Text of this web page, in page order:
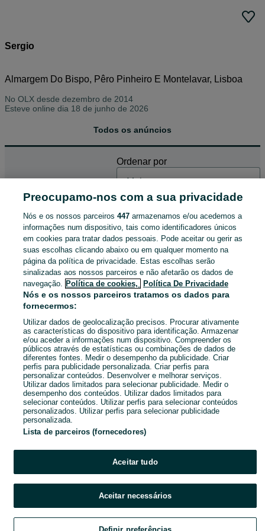
Sergio
Almargem Do Bispo, Pêro Pinheiro E Montelavar, Lisboa
No OLX desde dezembro de 2014
Esteve online dia 18 de junho de 2026
Todos os anúncios
Ordenar por
Relva Sintética 40MM (NOVA)
9,50 €
Almargem Do Bispo, Pêro Pinheiro E
Montelavar
Jantes Audi a8 - 225/40/18
600 €
Almargem Do Bispo, Pêro Pinheiro E
Montelavar
14 de julho de 2026
Preocupamo-nos com a sua privacidade
Nós e os nossos parceiros 447armazenamos e/ou acedemos a
informações num dispositivo, tais como identificadores únicos
em cookies para tratar dados pessoais. Pode aceitar ou gerir as
suas escolhas clicando abaixo ou em qualquer momento na
página da política de privacidade. Estas escolhas serão
sinalizadas aos nossos parceiros e não afetarão os dados de
navegação. Política de cookies, Política De Privacidade
Nós e os nossos parceiros tratamos os dados para
fornecermos:
Utilizar dados de geolocalização precisos. Procurar ativamente
as características do dispositivo para identificação. Armazenar
e/ou aceder a informações num dispositivo. Compreender os
públicos através de estatísticas ou combinações de dados de
diferentes fontes. Medir o desempenho da publicidade. Criar
perfis para publicidade personalizada. Criar perfis para
personalizar conteúdos. Desenvolver e melhorar serviços.
Utilizar dados limitados para selecionar publicidade. Medir o
desempenho dos conteúdos. Utilizar dados limitados para
selecionar conteúdos. Utilizar perfis para selecionar conteúdos
personalizados. Utilizar perfis para selecionar publicidade
personalizada.
Lista de parceiros (fornecedores)
Aceitar tudo
Aceitar necessários